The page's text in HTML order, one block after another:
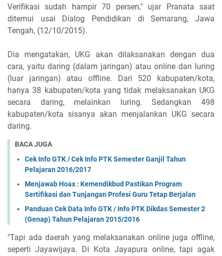
Verifikasi sudah hampir 70 persen," ujar Pranata saat
ditemui usai Dialog Pendidikan di Semarang, Jawa
Tengah, (12/10/2015).
Dia mengatakan, UKG akan dilaksanakan dengan dua
cara, yaitu daring (dalam jaringan) atau online dan luring
(luar jaringan) atau offline. Dari 520 kabupaten/kota,
hanya 38 kabupaten/kota yang tidak melaksanakan UKG
secara daring, melainkan luring. Sedangkan 498
kabupaten/kota sisanya akan menjalankan UKG secara
daring.
BACA JUGA
Cek Info GTK / Cek Info PTK Semester Ganjil Tahun
Pelajaran 2016/2017
Menjawab Hoax : Kemendikbud Pastikan Program
Sertifikasi dan Tunjangan Profesi Guru Tetap Berjalan
Panduan Cek Data Info GTK / Info PTK Dikdas Semester 2
(Genap) Tahun Pelajaran 2015/2016
"Tapi ada daerah yang melaksanakan online juga offline,
seperti Jayawijaya. Di Kota Jayapura online, tapi agak